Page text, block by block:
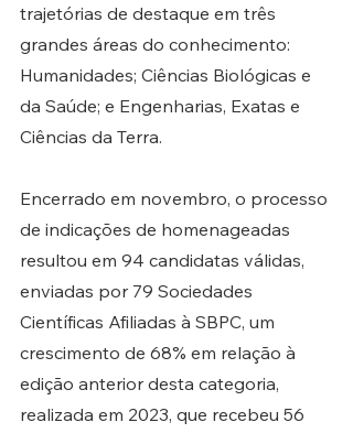
trajetórias de destaque em três
grandes áreas do conhecimento:
Humanidades; Ciências Biológicas e
da Saúde; e Engenharias, Exatas e
Ciências da Terra.
Encerrado em novembro, o processo
de indicações de homenageadas
resultou em 94 candidatas válidas,
enviadas por 79 Sociedades
Científicas Afiliadas à SBPC, um
crescimento de 68% em relação à
edição anterior desta categoria,
realizada em 2023, que recebeu 56